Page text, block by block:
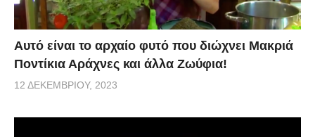
Αυτό είναι το αρχαίο φυτό που διώχνει Μακριά
Ποντίκια Αράχνες και άλλα Ζωύφια!
12 ΔΕΚΕΜΒΡΊΟΥ, 2023